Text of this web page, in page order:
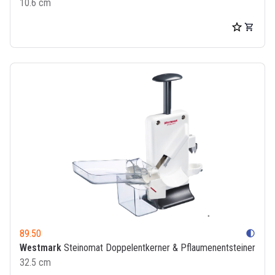
10.6 cm
89.50 contrast
Westmark Steinomat Doppelentkerner & Pflaumenentsteiner
32.5 cm